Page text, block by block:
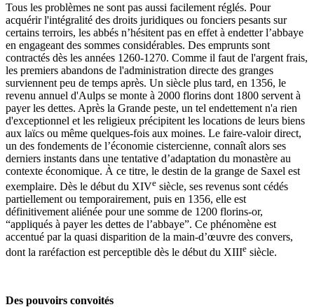
Tous les problèmes ne sont pas aussi facilement réglés. Pour
acquérir l'intégralité des droits juridiques ou fonciers pesants sur
certains terroirs, les abbés n’hésitent pas en effet à endetter l’abbaye
en engageant des sommes considérables. Des emprunts sont
contractés dès les années 1260-1270. Comme il faut de l'argent frais,
les premiers abandons de l'administration directe des granges
surviennent peu de temps après. Un siècle plus tard, en 1356, le
revenu annuel d'Aulps se monte à 2000 florins dont 1800 servent à
payer les dettes. Après la Grande peste, un tel endettement n'a rien
d'exceptionnel et les religieux précipitent les locations de leurs biens
aux laïcs ou même quelques-fois aux moines. Le faire-valoir direct,
un des fondements de l’économie cistercienne, connaît alors ses
derniers instants dans une tentative d’adaptation du monastère au
contexte économique. À ce titre, le destin de la grange de Saxel est
exemplaire. Dès le début du XIVe siècle, ses revenus sont cédés
partiellement ou temporairement, puis en 1356, elle est
définitivement aliénée pour une somme de 1200 florins-or,
“appliqués à payer les dettes de l’abbaye”. Ce phénomène est
accentué par la quasi disparition de la main-d’œuvre des convers,
dont la raréfaction est perceptible dès le début du XIIIe siècle.
Des pouvoirs convoités